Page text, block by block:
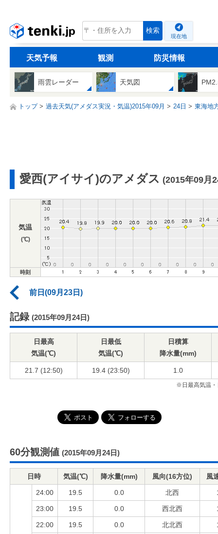
tenki.jp 検索
現在地
天気予報 観測 防災情報
雨雲レーダー 天気図
トップ 過去天気(アメダス実況・気温)2015年09月 24日 東海地
愛西(アイサイ)のアメダス (2015年09月
気温
(℃)
時刻
前日(09月23日)
記録 (2015年09月24日)
日最高
気温(℃)
日最低
気温(℃)
日積算
降水量(mm)
21.7 (12:50) 19.4 (23:50) 1.0
※日最高気温・
60分観測値 (2015年09月24日)
日時 気温(℃) 降水量(mm) 風向(16方位) 風
24:00 19.5 0.0 北西
23:00 19.5 0.0 西北西
22:00 19.5 0.0 北北西